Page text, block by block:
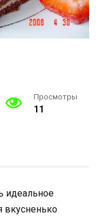
Просмотры
11
идеальное
вкусненько